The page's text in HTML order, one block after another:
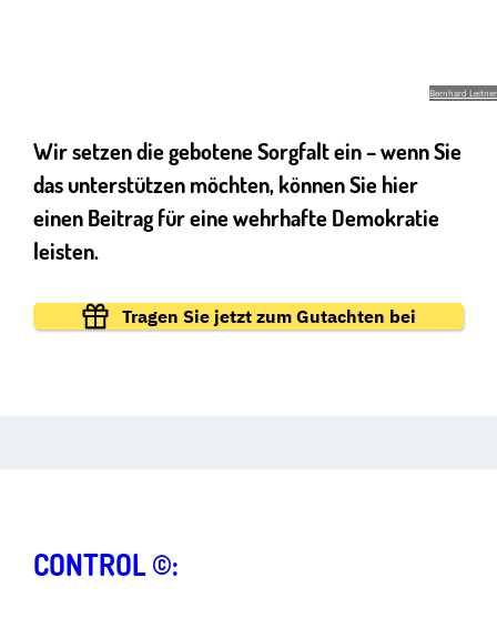
Bernhard Leitner
Wir setzen die gebotene Sorgfalt ein – wenn Sie
das unterstützen möchten, können Sie hier
einen Beitrag für eine wehrhafte Demokratie
leisten.
Tragen Sie jetzt zum Gutachten bei
CONTROL ©: